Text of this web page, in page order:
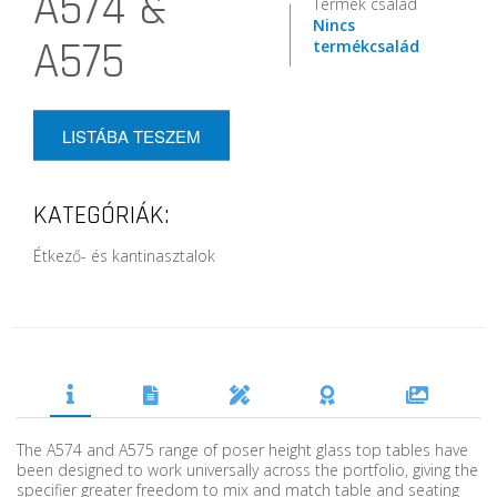
A575
Nincs
termékcsalád
LISTÁBA TESZEM
KATEGÓRIÁK:
Étkező- és kantinasztalok
The A574 and A575 range of poser height glass top tables have
been designed to work universally across the portfolio, giving the
specifier greater freedom to mix and match table and seating